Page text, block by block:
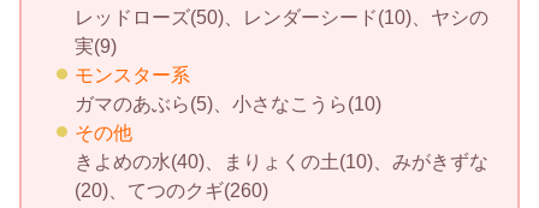
レッドローズ(50)、レンダーシード(10)、ヤシの
実(9)
モンスター系
ガマのあぶら(5)、小さなこうら(10)
その他
きよめの水(40)、まりょくの土(10)、みがきずな
(20)、てつのクギ(260)